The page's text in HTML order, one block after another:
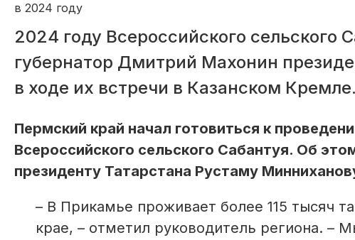
2024 году Всероссийского сельского
губернатор Дмитрий Махонин
в ходе их встречи в Казанском Кремле.
Пермский край начал готовиться к
Всероссийского сельского Сабантуя. Об
президенту Татарстана Рустаму
– В Прикамье проживает более 115 тысяч
крае, – отметил руководитель региона. –